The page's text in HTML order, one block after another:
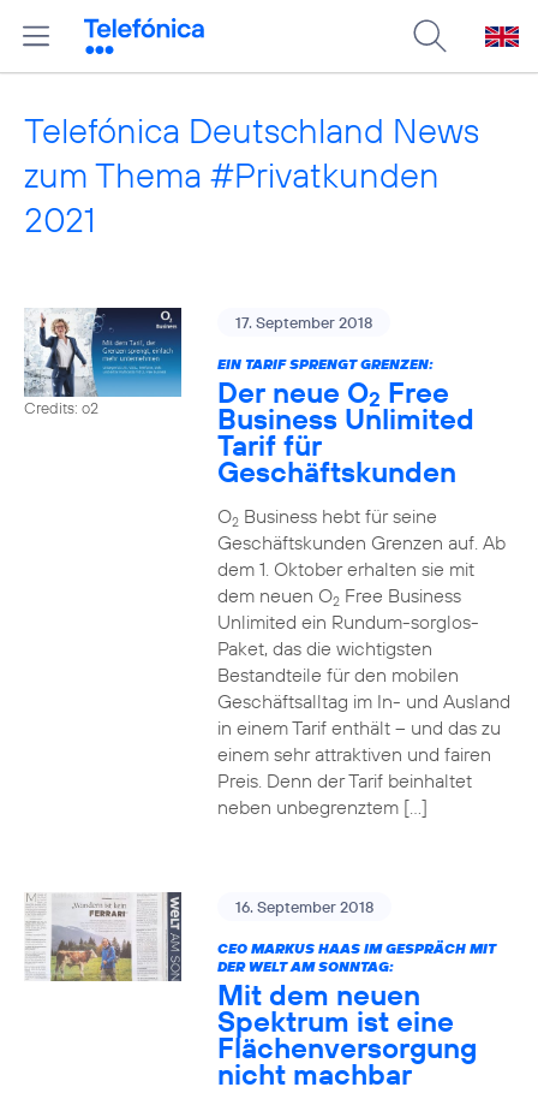
Telefónica Deutschland News
zum Thema #Privatkunden
2021
Credits: o2
17. September 2018
EIN TARIF SPRENGT GRENZEN:
Der neue O2 Free
Business Unlimited
Tarif für
Geschäftskunden
O2Business hebt für seine
Geschäftskunden Grenzen auf. Ab
dem 1. Oktober erhalten sie mit
dem neuen O2Free Business
Unlimited ein Rundum-sorglos-
Paket, das die wichtigsten
Bestandteile für den mobilen
Geschäftsalltag im In- und Ausland
in einem Tarif enthält – und das zu
einem sehr attraktiven und fairen
Preis. Denn der Tarif beinhaltet
neben unbegrenztem […]
16. September 2018
CEO MARKUS HAAS IM GESPRÄCH MIT
DER WELT AM SONNTAG:
Mit dem neuen
Spektrum ist eine
Flächenversorgung
nicht machbar